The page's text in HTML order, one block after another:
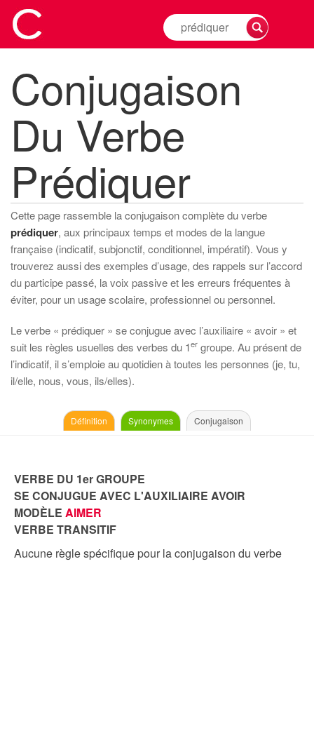
Rechercher
la
d'un
verbe
Conjugaison
Du Verbe
Prédiquer
Cette page rassemble la conjugaison complète du verbe
prédiquer, aux principaux temps et modes de la langue
française (indicatif, subjonctif, conditionnel, impératif). Vous y
trouverez aussi des exemples d’usage, des rappels sur l’accord
du participe passé, la voix passive et les erreurs fréquentes à
éviter, pour un usage scolaire, professionnel ou personnel.
Le verbe « prédiquer » se conjugue avec l’auxiliaire « avoir » et
suit les règles usuelles des verbes du 1er groupe. Au présent de
l’indicatif, il s’emploie au quotidien à toutes les personnes (je, tu,
il/elle, nous, vous, ils/elles).
Définition Synonymes Conjugaison
VERBE DU 1er GROUPE
SE CONJUGUE AVEC L'AUXILIAIRE AVOIR
MODÈLE AIMER
VERBE TRANSITIF
Aucune règle spécifique pour la conjugaison du verbe